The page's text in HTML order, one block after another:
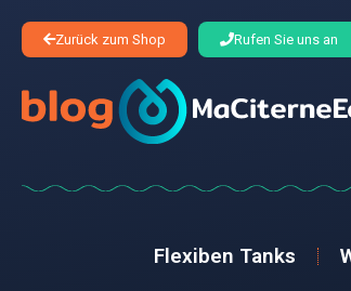
Zurück zum Shop Rufen Sie uns an
Flexiben Tanks